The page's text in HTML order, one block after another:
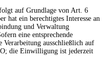
auf Grundlage von Art. 6
hat ein berechtigtes Interesse an
und Verwaltung
eine entsprechende
ausschließlich auf
die Einwilligung ist jederzeit